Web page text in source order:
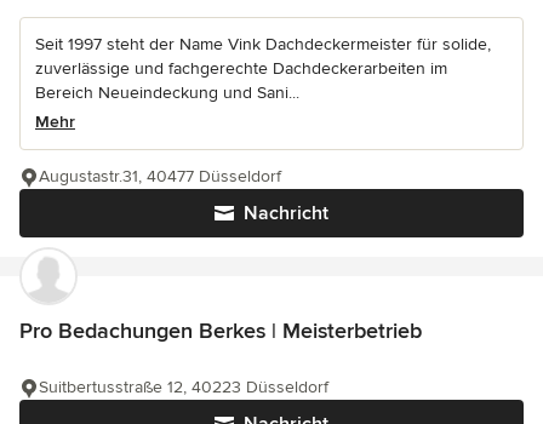
Seit 1997 steht der Name Vink Dachdeckermeister für solide,
zuverlässige und fachgerechte Dachdeckerarbeiten im
Bereich Neueindeckung und Sani...
Mehr
Nachricht
Augustastr.31, 40477 Düsseldorf
Pro Bedachungen Berkes | Meisterbetrieb
Suitbertusstraße 12, 40223 Düsseldorf